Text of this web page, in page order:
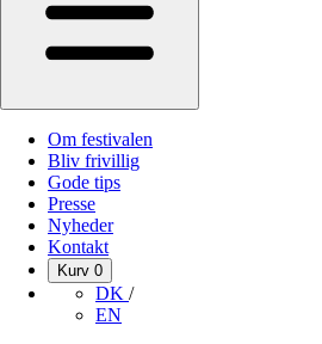
Om festivalen
Bliv frivillig
Gode tips
Presse
Nyheder
Kontakt
Kurv 0
DK /
EN